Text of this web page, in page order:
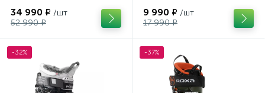
34 990 ₽ /шт
52 990 ₽
9 990 ₽ /шт
17 990 ₽
-32% -37%